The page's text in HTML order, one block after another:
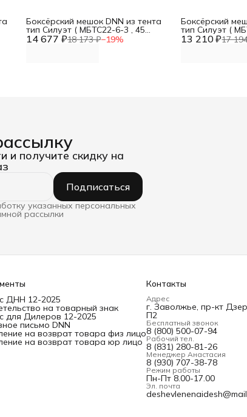
14 677 ₽18 173 ₽−19%
Боксёрский мешок DNN из тента
тип Силуэт ( МБТС22-6-3 , 45
(верхний и нижний диаметр), 13 210 ₽17
Боксёрский
тип Силуэт (
(верхний и
и получите скидку на
Подписаться
указанных персональных
рассылки
ДНН 12-2025
на товарный знак
для Дилеров 12-2025
письмо DNN
на возврат товара физ лицо
на возврат товара юр лицо
Контакты
Адрес
г. Заволжье, пр-кт
П2
Бесплатный звонок
8 (800) 500-07-94
Рабочий тел.
8 (831) 280-81-26
Менеджер Анастасия
8 (930) 707-38-78
Режим работы
Пн-Пт 8.00-17.00
Эл. почта